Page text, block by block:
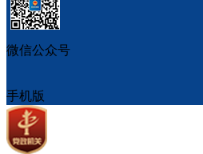
微信公众号
手机版